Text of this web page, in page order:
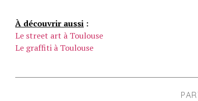
À découvrir aussi :
Le street art à Toulouse
Le graffiti à Toulouse